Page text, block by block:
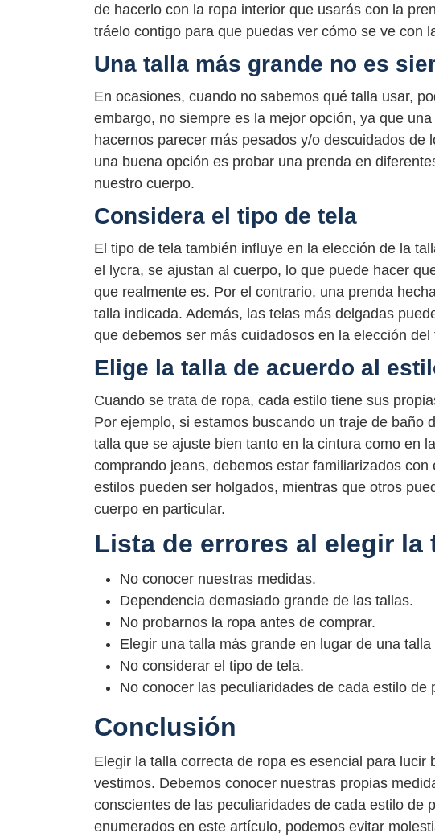
de hacerlo con la ropa interior que usarás con la
tráelo contigo para que puedas ver cómo se ve con
Una talla más grande no es
En ocasiones, cuando no sabemos qué talla usar,
embargo, no siempre es la mejor opción, ya que
hacernos parecer más pesados y/o descuidados de
una buena opción es probar una prenda en
nuestro cuerpo.
Considera el tipo de tela
El tipo de tela también influye en la elección de la
el lycra, se ajustan al cuerpo, lo que puede hacer
que realmente es. Por el contrario, una prenda
talla indicada. Además, las telas más delgadas
que debemos ser más cuidadosos en la elección
Elige la talla de acuerdo al
Cuando se trata de ropa, cada estilo tiene sus
Por ejemplo, si estamos buscando un traje de baño
talla que se ajuste bien tanto en la cintura como en
comprando jeans, debemos estar familiarizados
estilos pueden ser holgados, mientras que otros
cuerpo en particular.
Lista de errores al elegir la
No conocer nuestras medidas.
Dependencia demasiado grande de las tallas.
No probarnos la ropa antes de comprar.
Elegir una talla más grande en lugar de una
No considerar el tipo de tela.
No conocer las peculiaridades de cada estilo de
Conclusión
Elegir la talla correcta de ropa es esencial para lucir
vestimos. Debemos conocer nuestras propias
conscientes de las peculiaridades de cada estilo de
enumerados en este artículo, podemos evitar